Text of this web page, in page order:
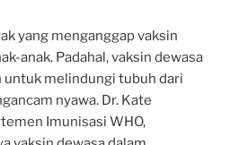
yang menganggap vaksin
anak. Padahal, vaksin dewasa
untuk melindungi tubuh dari
nyawa. Dr. Kate
Imunisasi WHO,